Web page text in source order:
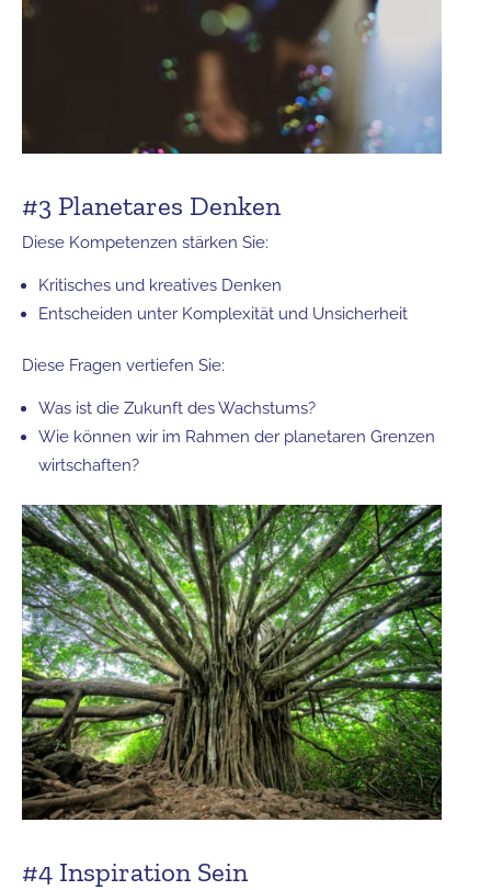
#3 Planetares Denken
Diese Kompetenzen stärken Sie:
Kritisches und kreatives Denken
Entscheiden unter Komplexität und Unsicherheit
Diese Fragen vertiefen Sie:
Was ist die Zukunft des Wachstums?
Wie können wir im Rahmen der planetaren Grenzen
wirtschaften?
#4 Inspiration Sein